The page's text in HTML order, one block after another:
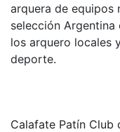
arquera de equipos
selección
los arquero locales
deporte.
Calafate Patín Club